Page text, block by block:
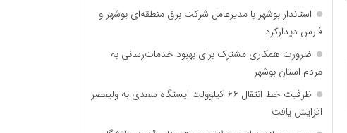
استاندار بوشهر با مدیرعامل شرکت برق منطقه‌ای بوشهر و
فارس دیدارکرد
ضرورت همکاری مشترک برای بهبود خدمات‌رسانی به
مردم استان بوشهر
ظرفیت خط انتقال ۶۶ کیلوولت ایستگاه سعدی به ولیعصر
افزایش یافت